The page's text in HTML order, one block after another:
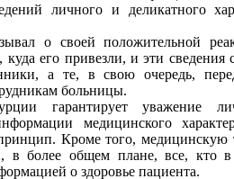
личного и деликатного
о своей положительной
его привезли, и эти сведения
а те, в свою очередь,
больницы.
Турции гарантирует уважение
медицинского
принцип. Кроме того,
в более общем плане, все, кто в
о здоровье пациента.